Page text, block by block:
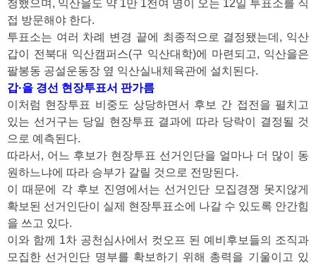
청했으며, 익산을도 약 1만 1천여 명이 오는 12일 투표소를 직
접 방문해야 한다.
투표소는 여러 차례 변경 끝에 최종적으로 결정됐는데, 익산
갑이 전북대 익산캠퍼스(구 익산대학)에 마련되고, 익산을은
팔봉동 공설운동장 옆 익산실내체육관에 설치된다.
갑·을 경선 현장투표서 판가름
이처럼 현장투표 비중도 상당하면서 후보 간 접전을 펼치고
있는 선거구는 당일 현장투표 결과에 따라 당락이 결정될 것
으로 예측된다.
따라서, 어느 후보가 현장투표 선거인단을 얼마나 더 많이 동
원하느냐에 따라 승부가 갈릴 것으로 전망된다.
이 때문에 각 후보 진영에서는 선거인단 모집경쟁 못지않게
확보된 선거인단이 실제 현장투표소에 나갈 수 있도록 안간힘
을 쓰고 있다.
이와 함께 1차 공천심사에서 컷오프 된 예비후보들의 조직과
모집한 선거인단 명부를 확보하기 위해 총력을 기울이고 있